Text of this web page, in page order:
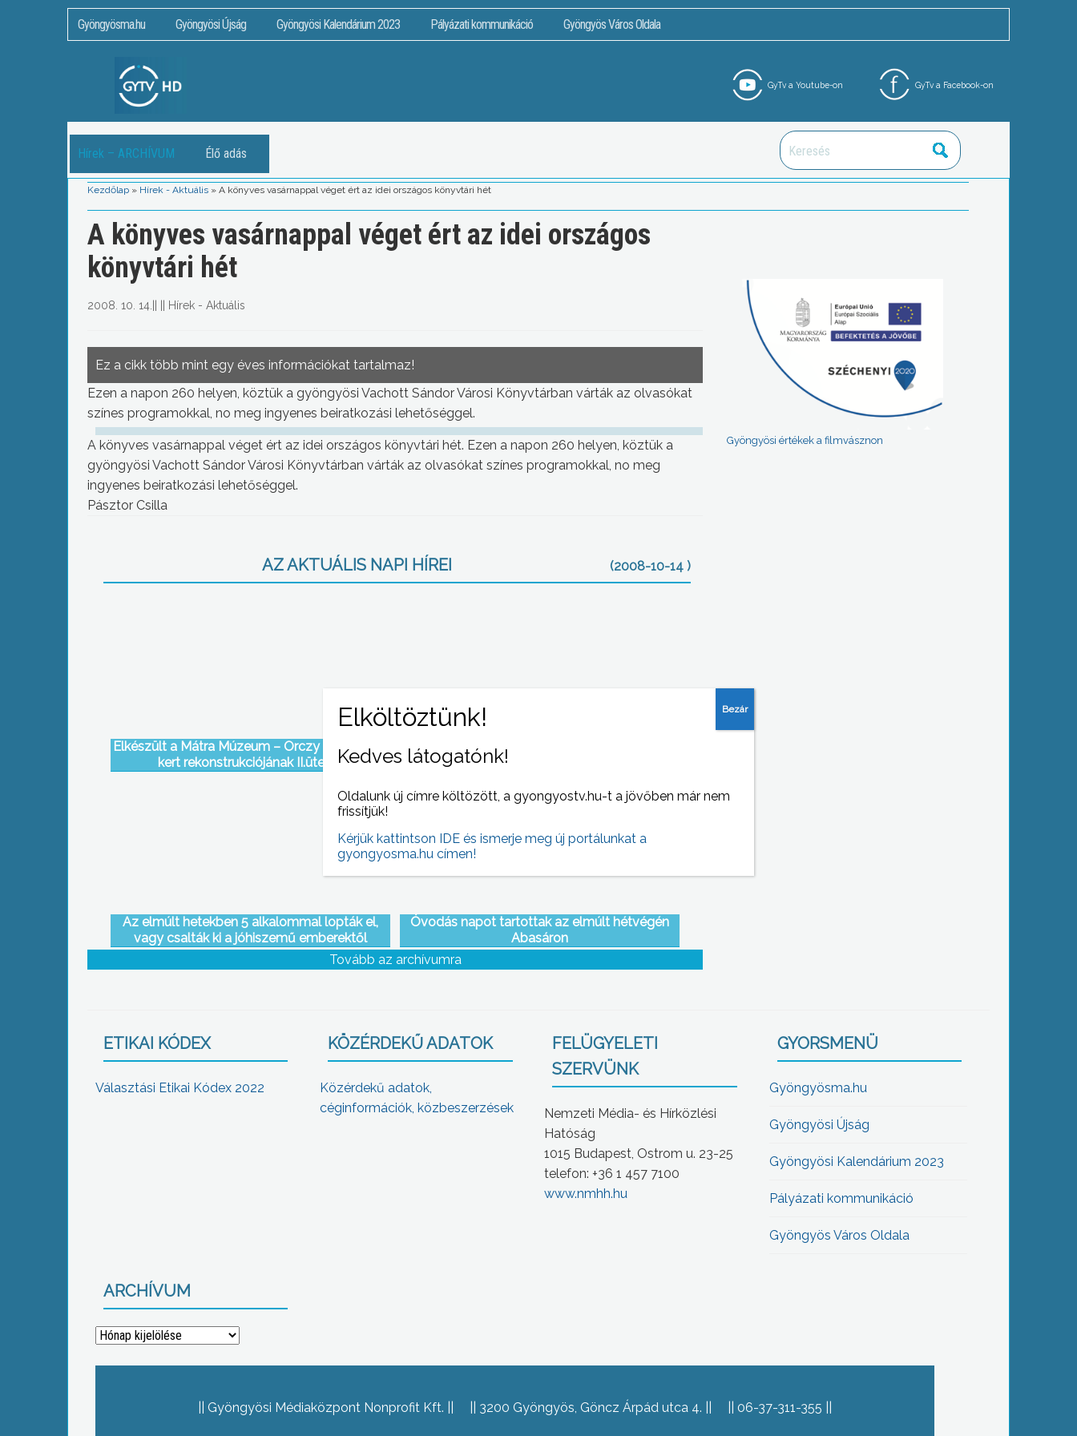
Gyöngyösma.hu Gyöngyösi Újság Gyöngyösi Kalendárium 2023 Pályázati kommunikáció Gyöngyös Város Oldala
GyTv a Facebook-on
GyTv a Youtube-on
Hírek – ARCHÍVUM Élő adás
Kezdőlap » Hírek - Aktuális » A könyves vasárnappal véget ért az idei országos könyvtári hét
A könyves vasárnappal véget ért az idei országos
könyvtári hét
2008. 10. 14. Hírek - Aktuális
Ez a cikk több mint egy éves információkat tartalmaz!
Ezen a napon 260 helyen, köztük a gyöngyösi Vachott Sándor Városi Könyvtárban várták az olvasókat
színes programokkal, no meg ingyenes beiratkozási lehetőséggel.
A könyves vasárnappal véget ért az idei országos könyvtári hét. Ezen a napon 260 helyen, köztük a
gyöngyösi Vachott Sándor Városi Könyvtárban várták az olvasókat színes programokkal, no meg
ingyenes beiratkozási lehetőséggel.
Pásztor Csilla
AZ AKTUÁLIS NAPI HÍREI (2008-10-14 )
Elkészült a Mátra Múzeum – Orczy kastély és-
kert rekonstrukciójának II.üteme
Pályaválasztási kiállítást és állásbörzét
tartoztak a Mátra Művelődési Központban
Az elmúlt hetekben 5 alkalommal lopták el,
vagy csalták ki a jóhiszemű emberektől
pénzüket a trükkös tolvajok
Óvodás napot tartottak az elmúlt hétvégén
Abasáron
Tovább az archívumra
Gyöngyösi értékek a filmvásznon
ETIKAI KÓDEX
Választási Etikai Kódex 2022
KÖZÉRDEKŰ ADATOK
Közérdekű adatok,
céginformációk, közbeszerzések
FELÜGYELETI
SZERVÜNK
Nemzeti Média- és Hírközlési
Hatóság
1015 Budapest, Ostrom u. 23-25
telefon: +36 1 457 7100
www.nmhh.hu
GYORSMENÜ
Gyöngyösma.hu
Gyöngyösi Újság
Gyöngyösi Kalendárium 2023
Pályázati kommunikáció
Gyöngyös Város Oldala
ARCHÍVUM
Archívum
Gyöngyösi Médiaközpont Nonprofit Kft. 3200 Gyöngyös, Göncz Árpád utca 4. 06-37-311-355
Kedves látogatónk!
Oldalunk új címre költözött, a gyongyostv.hu-t a jövőben már nem
frissítjük!
Kérjük kattintson IDE és ismerje meg új portálunkat a
gyongyosma.hu címen!